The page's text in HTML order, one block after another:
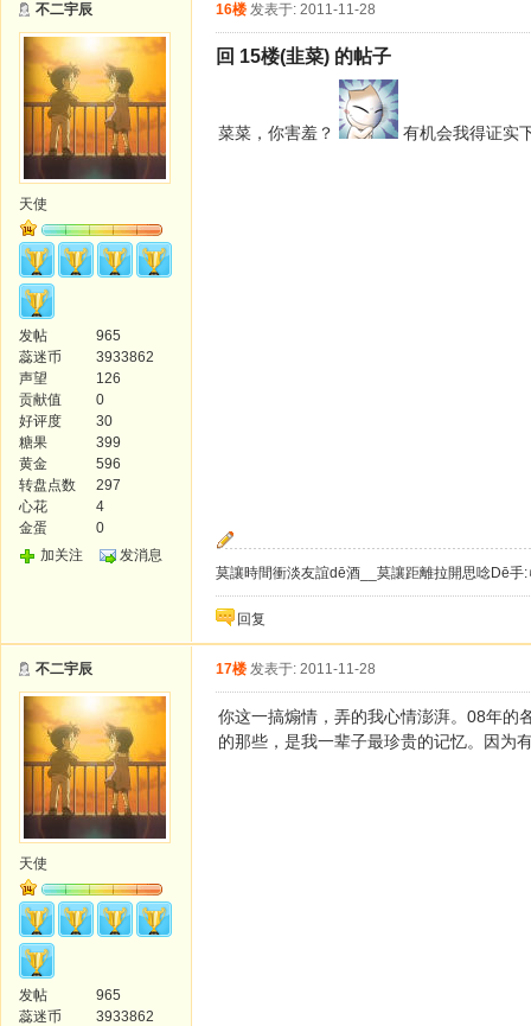
不二宇辰
天使
发帖
965
蕊迷币
3933862
声望
126
贡献值
0
好评度
30
糖果
399
黄金
596
转盘点数
297
心花
4
金蛋
0
加关注
发消息
16楼 发表于: 2011-11-28
回 15楼(韭菜) 的帖子
菜菜，你害羞？ 有机会我得证实
莫讓時間衝淡友誼dē酒__莫讓距離拉開思唸Dē手:
回复
不二宇辰
天使
发帖
965
蕊迷币
3933862
17楼 发表于: 2011-11-28
你这一搞煽情，弄的我心情澎湃。08年的
的那些，是我一辈子最珍贵的记忆。因为